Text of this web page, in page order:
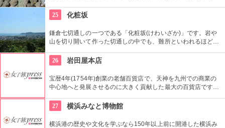
い道を登る場合も。公園中央の頼朝像がシンボルです。
25 化粧坂
鎌倉七切通しの一つである「化粧坂(けわいざか)」です。岩や
山を切り開いて作った切通しの中でも、難所といわれるほど化
で、ヒールやブーツは厳禁です！頂上の源氏山公園にシートを
ひいてお弁当を食べるのもお勧めです。
26 岩田屋本店
宝暦4年(1754年)創業の老舗百貨店で、天神を九州での商業の
中心地へと発展させるのに大きく貢献した最大の百貨店です。
別に集めた、土地柄や季節を感じさせる商品を積極的に紹介し
ている。
27 横浜みなと博物館
横浜港の歴史や文化を学ぶなら150年以上前に開港した横浜み